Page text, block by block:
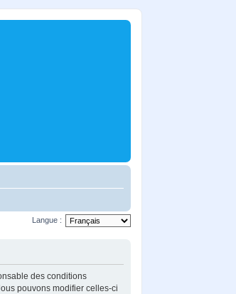
Langue :
des conditions
pouvons modifier celles-ci